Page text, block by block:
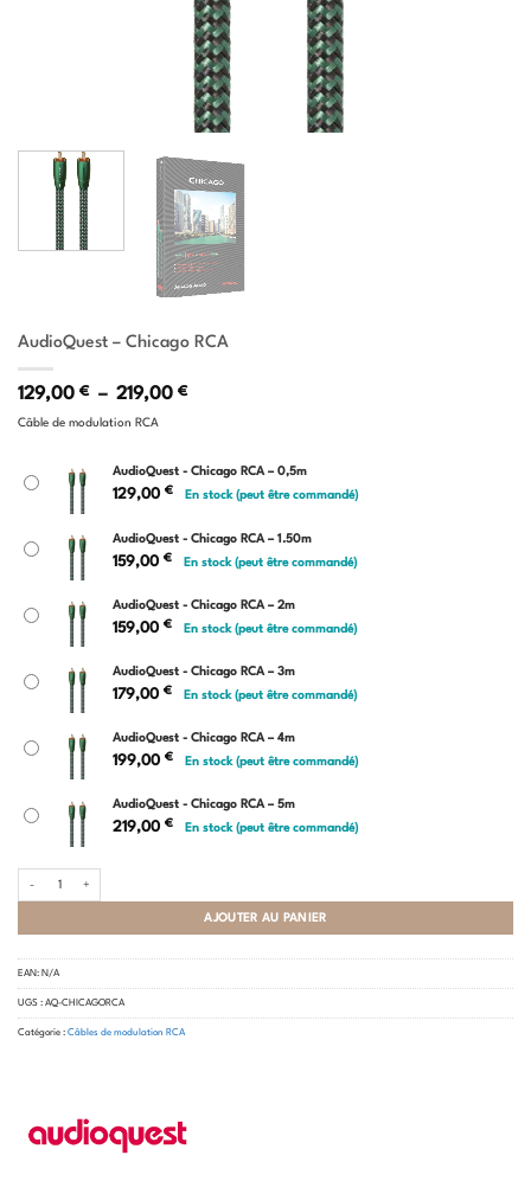
AudioQuest – Chicago RCA
129,00 € – 219,00 €Plage
à
219,00 €
Câble de modulation RCA
AudioQuest - Chicago RCA – 0,5m
129,00 € En stock (peut être commandé)
AudioQuest - Chicago RCA – 1.50m
159,00 € En stock (peut être commandé)
AudioQuest - Chicago RCA – 2m
159,00 € En stock (peut être commandé)
AudioQuest - Chicago RCA – 3m
179,00 € En stock (peut être commandé)
AudioQuest - Chicago RCA – 4m
199,00 € En stock (peut être commandé)
AudioQuest - Chicago RCA – 5m
219,00 € En stock (peut être commandé)
AJOUTER AU PANIER
EAN: N/A
UGS : AQ-CHICAGORCA
Catégorie : Câbles de modulation RCA